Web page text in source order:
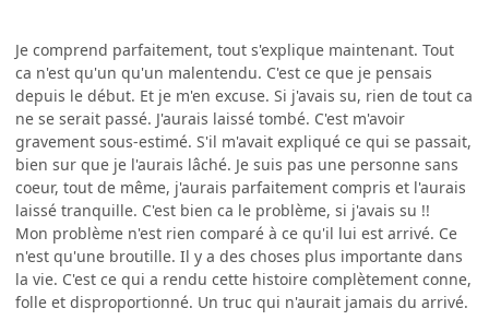
Je comprend parfaitement, tout s'explique maintenant. Tout
ca n'est qu'un qu'un malentendu. C'est ce que je pensais
depuis le début. Et je m'en excuse. Si j'avais su, rien de tout ca
ne se serait passé. J'aurais laissé tombé. C'est m'avoir
gravement sous-estimé. S'il m'avait expliqué ce qui se passait,
bien sur que je l'aurais lâché. Je suis pas une personne sans
coeur, tout de même, j'aurais parfaitement compris et l'aurais
laissé tranquille. C'est bien ca le problème, si j'avais su !!
Mon problème n'est rien comparé à ce qu'il lui est arrivé. Ce
n'est qu'une broutille. Il y a des choses plus importante dans
la vie. C'est ce qui a rendu cette histoire complètement conne,
folle et disproportionné. Un truc qui n'aurait jamais du arrivé.